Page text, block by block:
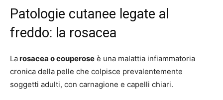
Patologie cutanee legate al
freddo: la rosacea
Larosacea o couperose è una malattia infiammatoria
cronica della pelle che colpisce prevalentemente
soggetti adulti, con carnagione e capelli chiari.